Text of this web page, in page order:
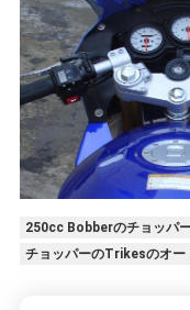
250cc Bobberのチョッパ
チョッパーのTrikesのオー